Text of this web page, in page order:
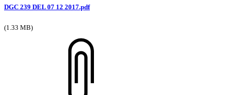
DGC 239 DEL 07 12 2017.pdf
(1.33 MB)